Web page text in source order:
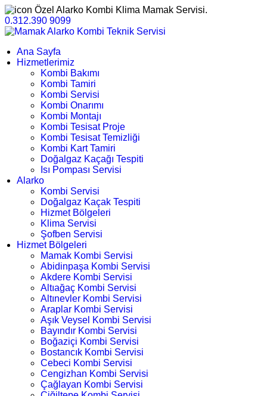
Özel Alarko Kombi Klima Mamak Servisi.
0.312.390 9099
Ana Sayfa
Hizmetlerimiz
Kombi Bakımı
Kombi Tamiri
Kombi Servisi
Kombi Onarımı
Kombi Montajı
Kombi Tesisat Proje
Kombi Tesisat Temizliği
Kombi Kart Tamiri
Doğalgaz Kaçağı Tespiti
Isı Pompası Servisi
Alarko
Kombi Servisi
Doğalgaz Kaçak Tespiti
Hizmet Bölgeleri
Klima Servisi
Şofben Servisi
Hizmet Bölgeleri
Mamak Kombi Servisi
Abidinpaşa Kombi Servisi
Akdere Kombi Servisi
Altıağaç Kombi Servisi
Altınevler Kombi Servisi
Araplar Kombi Servisi
Aşık Veysel Kombi Servisi
Bayındır Kombi Servisi
Boğaziçi Kombi Servisi
Bostancık Kombi Servisi
Cebeci Kombi Servisi
Cengizhan Kombi Servisi
Çağlayan Kombi Servisi